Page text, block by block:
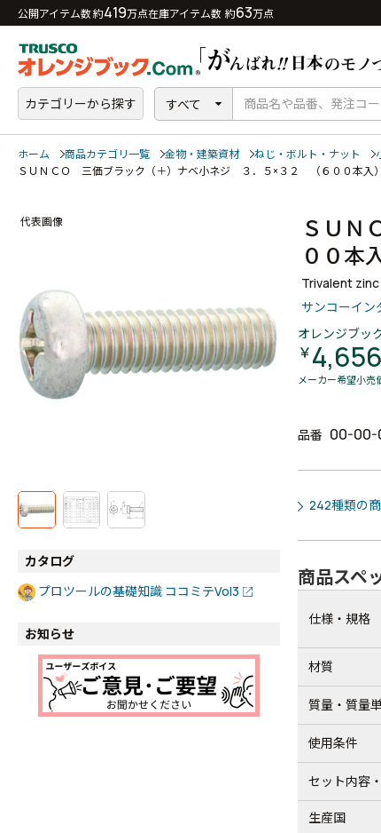
公開アイテム数 約419万点在庫アイテム数 約63万点
カテゴリーから探す すべて
ホーム 商品カテゴリ一覧 金物・建築資材 ねじ・ボルト・ナット
ＳＵＮＣＯ 三価ブラック（＋）ナベ小ネジ ３．５×３２ （６００本入
代表画像
カタログ
プロツールの基礎知識 ココミテVol3
お知らせ
ＳＵＮ
００本
Trivalent
サンコーイン
オレンジブッ
￥4,656
メーカー希望小売
品番 00-00-
242種類の
商品スペ
仕様・規格
材質
質量・質量
使用条件
セット内容
生産国